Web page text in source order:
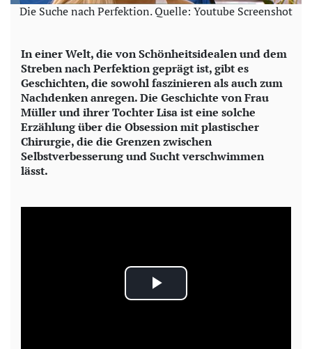
Die Suche nach Perfektion. Quelle: Youtube Screenshot
In einer Welt, die von Schönheitsidealen und dem
Streben nach Perfektion geprägt ist, gibt es
Geschichten, die sowohl faszinieren als auch zum
Nachdenken anregen. Die Geschichte von Frau
Müller und ihrer Tochter Lisa ist eine solche
Erzählung über die Obsession mit plastischer
Chirurgie, die die Grenzen zwischen
Selbstverbesserung und Sucht verschwimmen
lässt.
P